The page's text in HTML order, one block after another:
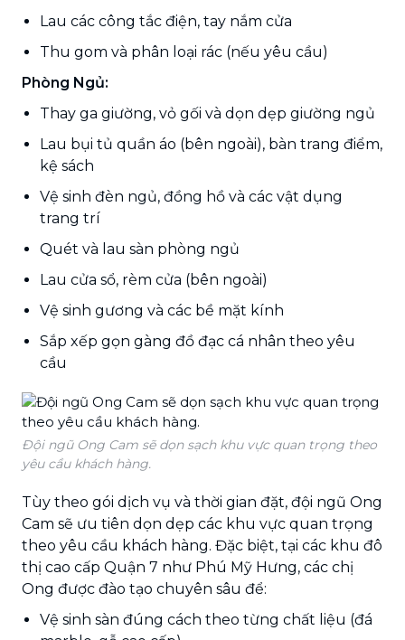
Lau các công tắc điện, tay nắm cửa
Thu gom và phân loại rác (nếu yêu cầu)
Phòng Ngủ:
Thay ga giường, vỏ gối và dọn dẹp giường ngủ
Lau bụi tủ quần áo (bên ngoài), bàn trang điểm,
kệ sách
Vệ sinh đèn ngủ, đồng hồ và các vật dụng
trang trí
Quét và lau sàn phòng ngủ
Lau cửa sổ, rèm cửa (bên ngoài)
Vệ sinh gương và các bề mặt kính
Sắp xếp gọn gàng đồ đạc cá nhân theo yêu
cầu
Đội ngũ Ong Cam sẽ dọn sạch khu vực quan trọng theo
yêu cầu khách hàng.
Tùy theo gói dịch vụ và thời gian đặt, đội ngũ Ong
Cam sẽ ưu tiên dọn dẹp các khu vực quan trọng
theo yêu cầu khách hàng. Đặc biệt, tại các khu đô
thị cao cấp Quận 7 như Phú Mỹ Hưng, các chị
Ong được đào tạo chuyên sâu để:
Vệ sinh sàn đúng cách theo từng chất liệu (đá